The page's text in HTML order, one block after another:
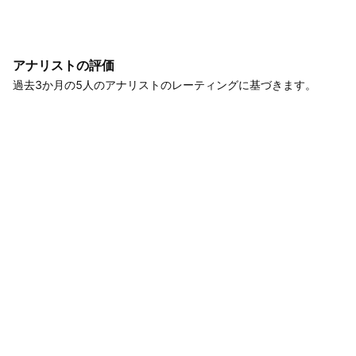
アナリストの評価
過去3か月の5人のアナリストのレーティングに基づきます。